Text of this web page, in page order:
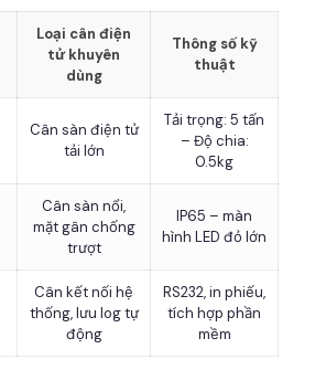
Loại cân điện
tử khuyên
dùng
Thông số kỹ
thuật
Cân sàn điện tử
tải lớn
Tải trọng: 5 tấn
– Độ chia:
0.5kg
Cân sàn nổi,
mặt gân chống
trượt
IP65 – màn
hình LED đỏ lớn
Cân kết nối hệ
thống, lưu log tự
động
RS232, in phiếu,
tích hợp phần
mềm